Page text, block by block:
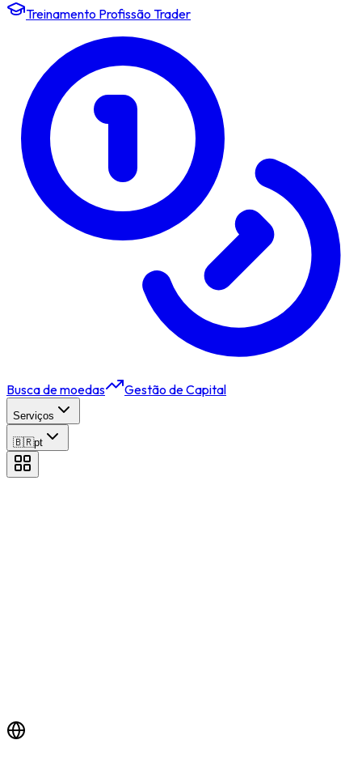
Treinamento Profissão Trader
Busca de moedas Gestão de Capital
Serviços
🇧🇷pt